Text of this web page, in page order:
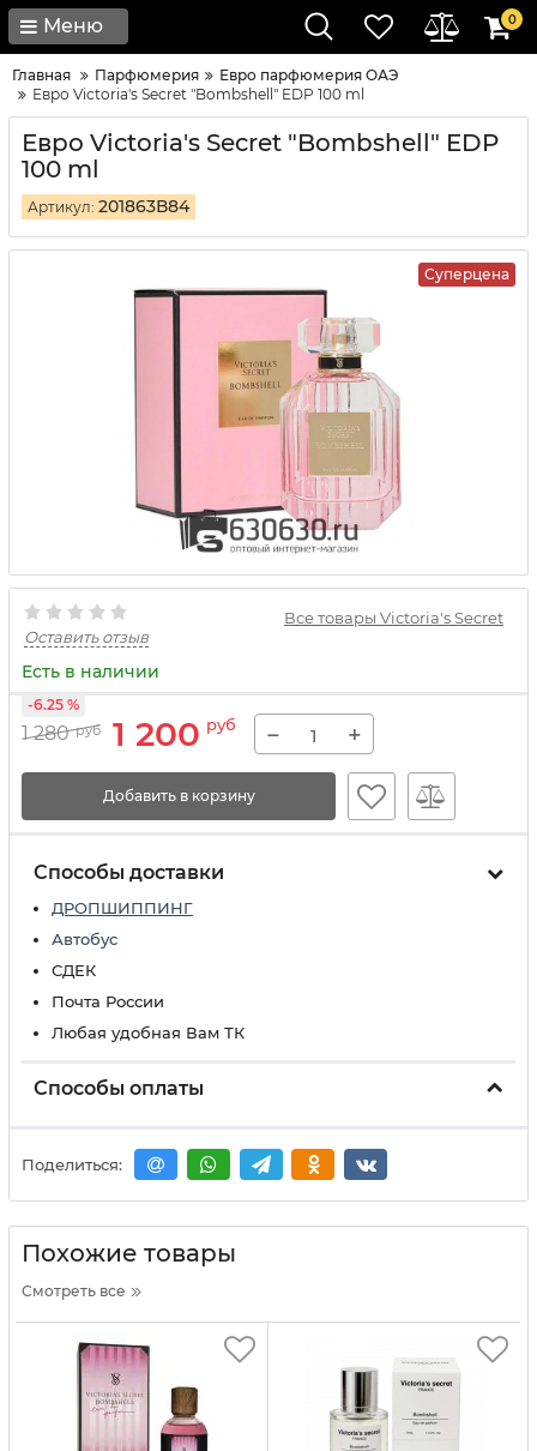
Меню 0
Главная Парфюмерия
Евро парфюмерия ОАЭ
Евро Victoria's Secret "Bombshell" EDP 100 ml
Евро Victoria's Secret "Bombshell" EDP
100 ml
Артикул: 201863В84
Суперцена
Все товары Victoria's Secret
Оставить отзыв
Есть в наличии
1 280 руб 1 200 руб
-6.25 %
− +
Добавить в корзину
Способы доставки
ДРОПШИППИНГ
Автобус
СДЕК
Почта России
Любая удобная Вам ТК
Способы оплаты
Поделиться:
Похожие товары
Смотреть все